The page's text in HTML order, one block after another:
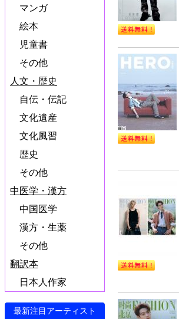
マンガ
絵本
児童書
その他
人文・歴史
自伝・伝記
文化遺産
文化風習
歴史
その他
中医学・漢方
中国医学
漢方・生薬
その他
翻訳本
日本人作家
最新注目アーティスト